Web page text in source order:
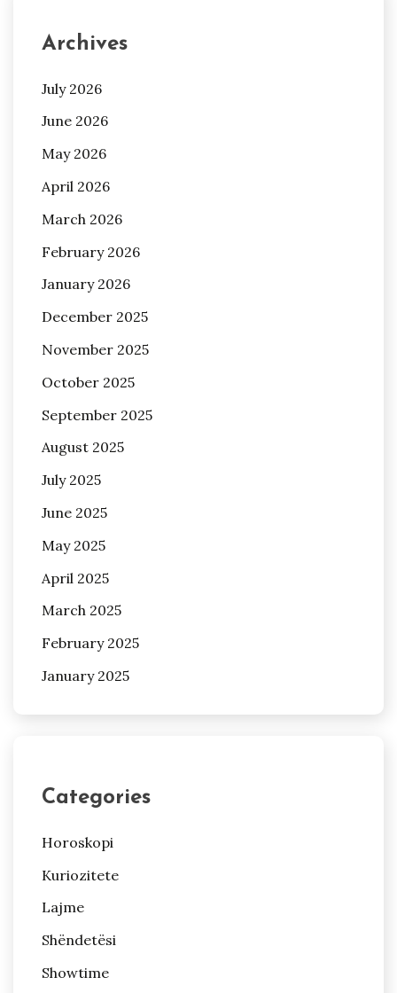
Archives
July 2026
June 2026
May 2026
April 2026
March 2026
February 2026
January 2026
December 2025
November 2025
October 2025
September 2025
August 2025
July 2025
June 2025
May 2025
April 2025
March 2025
February 2025
January 2025
Categories
Horoskopi
Kuriozitete
Lajme
Shëndetësi
Showtime